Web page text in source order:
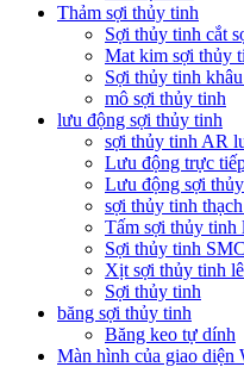
Thảm sợi thủy tinh
Sợi thủy tinh cắt
Mat kim sợi thủy
Sợi thủy tinh
mô sợi thủy tinh
lưu động sợi thủy tinh
sợi thủy tinh AR
Lưu động trực
Lưu động sợi
sợi thủy tinh
Tấm sợi thủy tinh
Sợi thủy tinh
Xịt sợi thủy tinh
Sợi thủy tinh
băng sợi thủy tinh
Băng keo tự dính
Màn hình của giao diện